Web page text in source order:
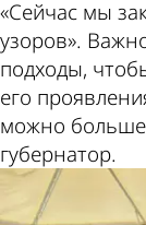
«Сейчас мы
узоров».
подходы,
его
можно
губернатор.